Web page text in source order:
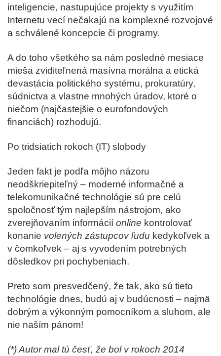
inteligencie, nastupujúce projekty s využitím
Internetu vecí nečakajú na komplexné rozvojové
a schválené koncepcie či programy.
A do toho všetkého sa nám posledné mesiace
mieša zviditeľnená masívna morálna a etická
devastácia politického systému, prokuratúry,
súdnictva a vlastne mnohých úradov, ktoré o
niečom (najčastejšie o eurofondových
financiách) rozhodujú.
Po tridsiatich rokoch (IT) slobody
Jeden fakt je podľa môjho názoru
neodškriepiteľný – moderné informačné a
telekomunikačné technológie sú pre celú
spoločnosť tým najlepším nástrojom, ako
zverejňovaním informácií online kontrolovať
konanie volených zástupcov ľudu kedykoľvek a
v čomkoľvek – aj s vyvodením potrebných
dôsledkov pri pochybeniach.
Preto som presvedčený, že tak, ako sú tieto
technológie dnes, budú aj v budúcnosti – najmä
dobrým a výkonným pomocníkom a sluhom, ale
nie naším pánom!
(*) Autor mal tú česť, že bol v rokoch 2014